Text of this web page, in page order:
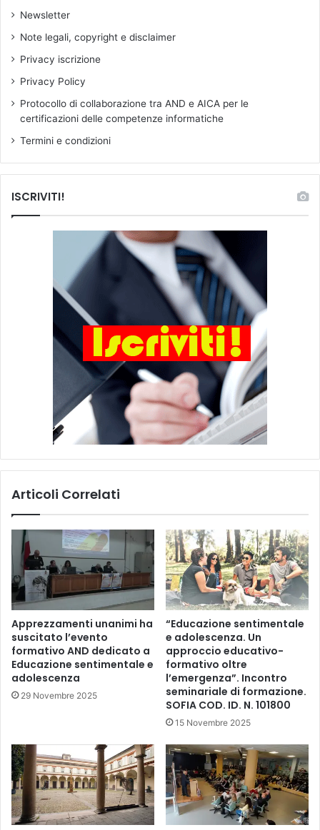
o
r
t
o
i
l
Newsletter
Note legali, copyright e disclaimer
Privacy iscrizione
Privacy Policy
Protocollo di collaborazione tra AND e AICA per le
certificazioni delle competenze informatiche
Termini e condizioni
ISCRIVITI!
Articoli Correlati
Apprezzamenti unanimi ha
suscitato l’evento
formativo AND dedicato a
Educazione sentimentale e
adolescenza
29 Novembre 2025
“Educazione sentimentale
e adolescenza. Un
approccio educativo-
formativo oltre
l’emergenza”. Incontro
seminariale di formazione.
SOFIA COD. ID. N. 101800
15 Novembre 2025